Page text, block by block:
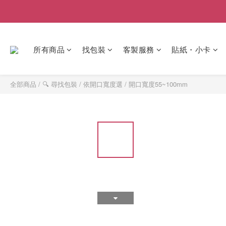
所有商品 找包裝 客製服務 貼紙・小卡
全部商品 / 🔍 尋找包裝 / 依開口寬度選 / 開口寬度55~100mm